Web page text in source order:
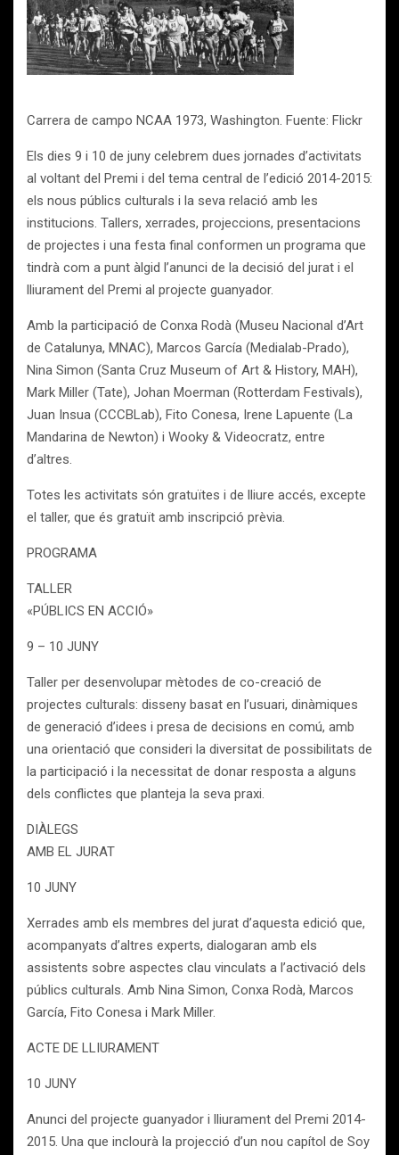
Carrera de campo NCAA 1973, Washington. Fuente: Flickr
Els dies 9 i 10 de juny celebrem dues jornades d’activitats
al voltant del Premi i del tema central de l’edició 2014-2015:
els nous públics culturals i la seva relació amb les
institucions. Tallers, xerrades, projeccions, presentacions
de projectes i una festa final conformen un programa que
tindrà com a punt àlgid l’anunci de la decisió del jurat i el
lliurament del Premi al projecte guanyador.
Amb la participació de Conxa Rodà (Museu Nacional d’Art
de Catalunya, MNAC), Marcos García (Medialab-Prado),
Nina Simon (Santa Cruz Museum of Art & History, MAH),
Mark Miller (Tate), Johan Moerman (Rotterdam Festivals),
Juan Insua (CCCBLab), Fito Conesa, Irene Lapuente (La
Mandarina de Newton) i Wooky & Videocratz, entre
d’altres.
Totes les activitats són gratuïtes i de lliure accés, excepte
el taller, que és gratuït amb inscripció prèvia.
PROGRAMA
TALLER
«PÚBLICS EN ACCIÓ»
9 – 10 JUNY
Taller per desenvolupar mètodes de co-creació de
projectes culturals: disseny basat en l’usuari, dinàmiques
de generació d’idees i presa de decisions en comú, amb
una orientació que consideri la diversitat de possibilitats de
la participació i la necessitat de donar resposta a alguns
dels conflictes que planteja la seva praxi.
DIÀLEGS
AMB EL JURAT
10 JUNY
Xerrades amb els membres del jurat d’aquesta edició que,
acompanyats d’altres experts, dialogaran amb els
assistents sobre aspectes clau vinculats a l’activació dels
públics culturals. Amb Nina Simon, Conxa Rodà, Marcos
García, Fito Conesa i Mark Miller.
ACTE DE LLIURAMENT
10 JUNY
Anunci del projecte guanyador i lliurament del Premi 2014-
2015. Una que inclourà la projecció d’un nou capítol de Soy